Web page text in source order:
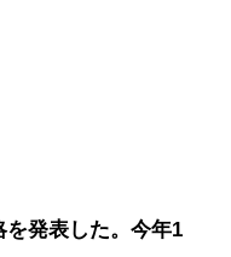
を発表した。今年1